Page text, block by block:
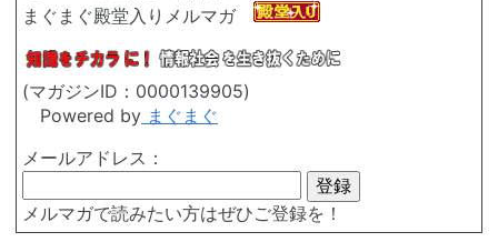
まぐまぐ殿堂入りメルマガ
(マガジンID：0000139905)
Powered by まぐまぐ
メールアドレス：
メルマガで読みたい方はぜひご登録を！